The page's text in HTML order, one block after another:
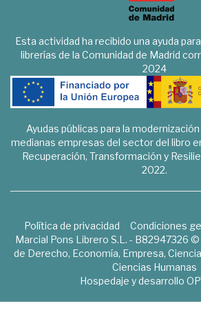
Esta actividad ha recibido una ayuda
librerías de la Comunidad de Madrid
2024
Ayudas públicas para la
medianas empresas del sector del libro
Recuperación, Transformación y
2022.
Política de privacidad Condiciones
Marcial Pons Librero S.L. - B82947326
de Derecho, Economía, Empresa,
Ciencias Humanas
Hospedaje y desarrollo